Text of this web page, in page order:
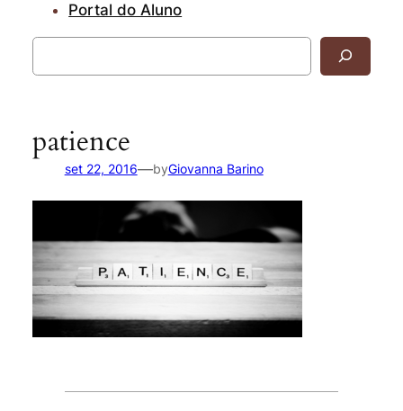
Portal do Aluno
Pesquisar
patience
set 22, 2016—byGiovanna Barino